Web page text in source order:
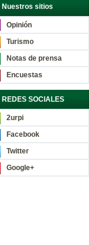
Nuestros sitios
Opinión
Turismo
Notas de prensa
Encuestas
REDES SOCIALES
2urpi
Facebook
Twitter
Google+